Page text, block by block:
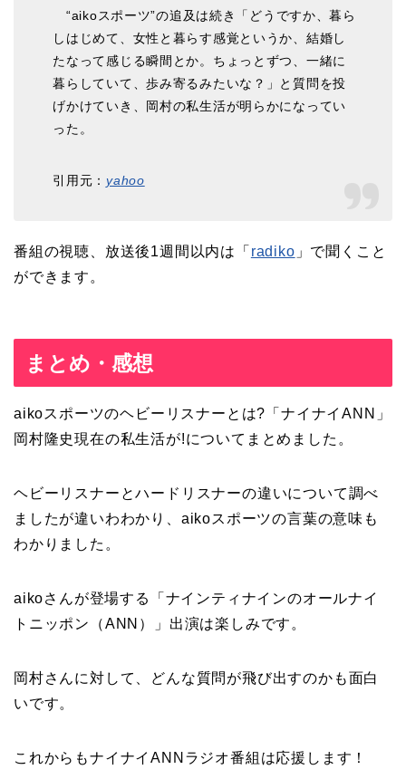
“aikoスポーツ”の追及は続き「どうですか、暮ら
しはじめて、女性と暮らす感覚というか、結婚し
たなって感じる瞬間とか。ちょっとずつ、一緒に
暮らしていて、歩み寄るみたいな？」と質問を投
げかけていき、岡村の私生活が明らかになってい
った。
引用元：yahoo
番組の視聴、放送後1週間以内は「 radiko 」で聞くこと
ができます。
まとめ・感想
aikoスポーツのヘビーリスナーとは?「ナイナイANN」
岡村隆史現在の私生活が!についてまとめました。
ヘビーリスナーとハードリスナーの違いについて調べ
ましたが違いわわかり、aikoスポーツの言葉の意味も
わかりました。
aikoさんが登場する「ナインティナインのオールナイ
トニッポン（ANN）」出演は楽しみです。
岡村さんに対して、どんな質問が飛び出すのかも面白
いです。
これからもナイナイANNラジオ番組は応援します！